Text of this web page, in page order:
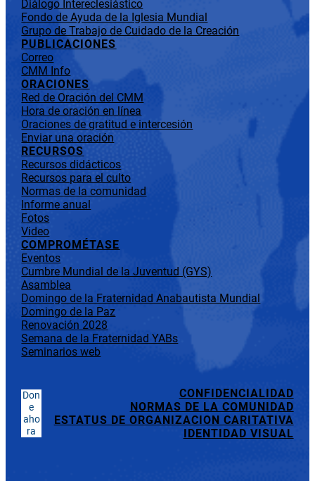
Diálogo Intereclesiástico
Fondo de Ayuda de la Iglesia Mundial
Grupo de Trabajo de Cuidado de la Creación
PUBLICACIONES
Correo
CMM Info
ORACIONES
Red de Oración del CMM
Hora de oración en línea
Oraciones de gratitud e intercesión
Enviar una oración
RECURSOS
Recursos didácticos
Recursos para el culto
Normas de la comunidad
Informe anual
Fotos
Video
COMPROMÉTASE
Eventos
Cumbre Mundial de la Juventud (GYS)
Asamblea
Domingo de la Fraternidad Anabautista Mundial
Domingo de la Paz
Renovación 2028
Semana de la Fraternidad YABs
Seminarios web
Don
e
aho
ra
CONFIDENCIALIDAD
NORMAS DE LA COMUNIDAD
ESTATUS DE ORGANIZACION CARITATIVA
IDENTIDAD VISUAL